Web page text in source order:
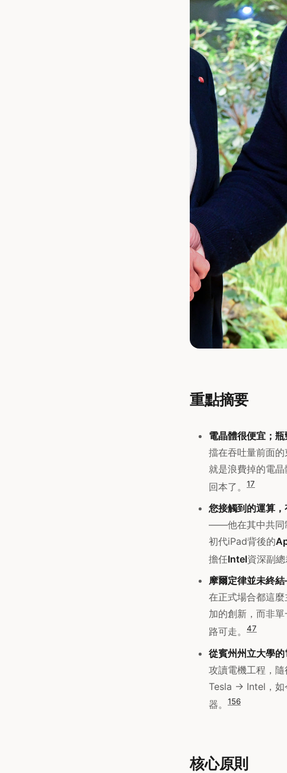
重點摘要
電晶體很便宜；瓶
擋在吞吐量前面
就是浪費掉的電
回本了。
17
您接觸到的運算，
——他在其中共同
初代iPad背後的
擔任Intel資深副
摩爾定律並未終
在正式場合都這
加的創新，而非
路可走。
47
從賓州州立大學的
攻讀電機工程，
Tesla -> Intel，如
器。
156
核心原則